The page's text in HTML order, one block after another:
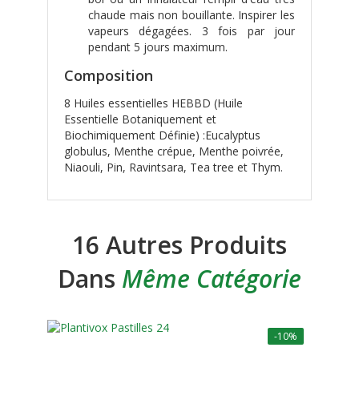
chaude mais non bouillante. Inspirer les
vapeurs dégagées. 3 fois par jour
pendant 5 jours maximum.
Composition
8 Huiles essentielles HEBBD (Huile
Essentielle Botaniquement et
Biochimiquement Définie) :Eucalyptus
globulus, Menthe crépue, Menthe poivrée,
Niaouli, Pin, Ravintsara, Tea tree et Thym.
16 Autres Produits
Dans Même Catégorie
-10%